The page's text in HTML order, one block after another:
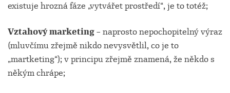
existuje hrozná fáze „vytvářet prostředí“, je to totéž;
Vztahový marketing– naprosto nepochopitelný výraz
(mluvčímu zřejmě nikdo nevysvětlil, co je to
„martketing“); v principu zřejmě znamená, že někdo s
někým chrápe;